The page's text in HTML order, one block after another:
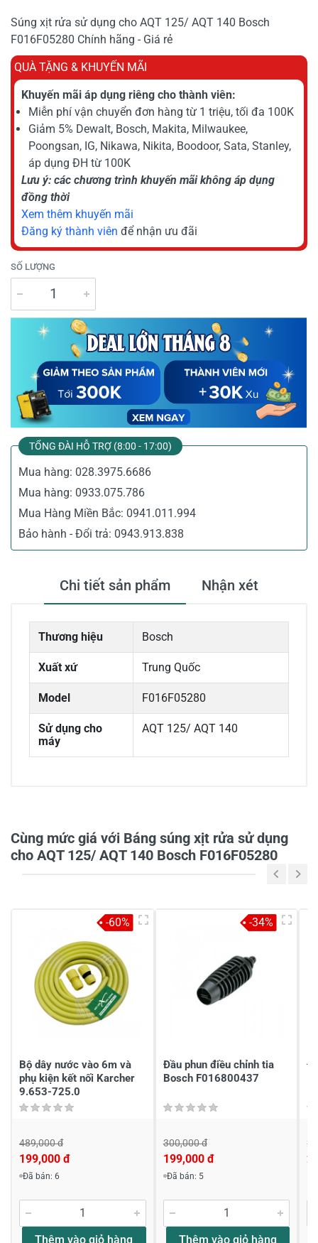
Súng xịt rửa sử dụng cho AQT 125/ AQT 140 Bosch
F016F05280 Chính hãng - Giá rẻ
QUÀ TẶNG & KHUYẾN MÃI
Khuyến mãi áp dụng riêng cho thành viên:
Miễn phí vận chuyển đơn hàng từ 1 triệu, tối đa 100K
Giảm 5% Dewalt, Bosch, Makita, Milwaukee,
Poongsan, IG, Nikawa, Nikita, Boodoor, Sata, Stanley,
áp dụng ĐH từ 100K
Lưu ý: các chương trình khuyến mãi không áp dụng
đồng thời
Xem thêm khuyến mãi
Đăng ký thành viên để nhận ưu đãi
SỐ LƯỢNG
TỔNG ĐÀI HỖ TRỢ (8:00 - 17:00)
Mua hàng: 028.3975.6686
Mua hàng: 0933.075.786
Mua Hàng Miền Bắc: 0941.011.994
Bảo hành - Đổi trả: 0943.913.838
Chi tiết sản phẩm Nhận xét
Thương hiệu Bosch
Xuất xứ Trung Quốc
Model F016F05280
Sử dụng cho
máy
AQT 125/ AQT 140
2
1
-
Chia sẻ nhận xét về sản phẩm
Viết nhận xét về sản phẩm
Đánh giá sao
Cùng mức giá với Báng súng xịt rửa sử dụng
cho AQT 125/ AQT 140 Bosch F016F05280
Bộ dây nước vào 6m và
phụ kiện kết nối Karcher
9.653-725.0
489,000 đ
199,000 đ
Đã bán: 6
Thêm vào giỏ hàng
-60%
Đầu phun điều chỉnh tia
Bosch F016800437
300,000 đ
199,000 đ
Đã bán: 5
Thêm vào giỏ hàng
-34%